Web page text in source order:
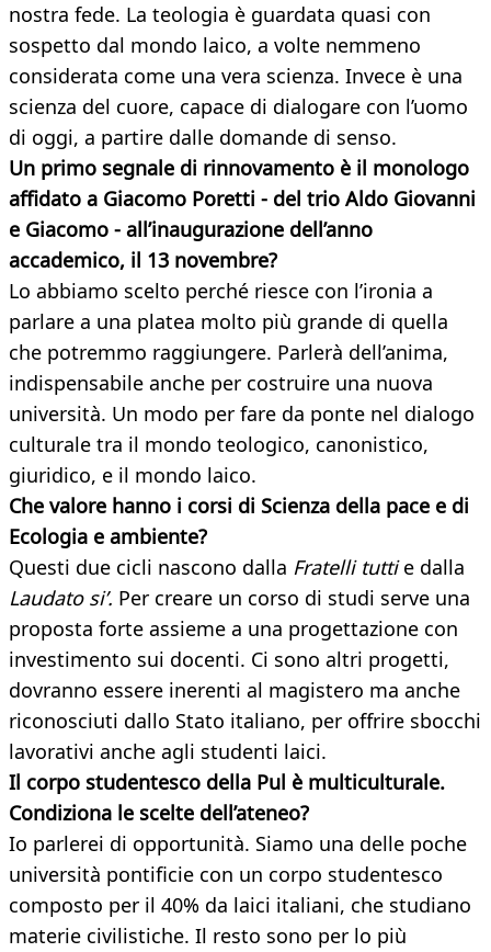
nostra fede. La teologia è guardata quasi con
sospetto dal mondo laico, a volte nemmeno
considerata come una vera scienza. Invece è una
scienza del cuore, capace di dialogare con l’uomo
di oggi, a partire dalle domande di senso.
Un primo segnale di rinnovamento è il monologo
affidato a Giacomo Poretti - del trio Aldo Giovanni
e Giacomo - all’inaugurazione dell’anno
accademico, il 13 novembre?
Lo abbiamo scelto perché riesce con l’ironia a
parlare a una platea molto più grande di quella
che potremmo raggiungere. Parlerà dell’anima,
indispensabile anche per costruire una nuova
università. Un modo per fare da ponte nel dialogo
culturale tra il mondo teologico, canonistico,
giuridico, e il mondo laico.
Che valore hanno i corsi di Scienza della pace e di
Ecologia e ambiente?
Questi due cicli nascono dalla Fratelli tuttie dalla
Laudato si’. Per creare un corso di studi serve una
proposta forte assieme a una progettazione con
investimento sui docenti. Ci sono altri progetti,
dovranno essere inerenti al magistero ma anche
riconosciuti dallo Stato italiano, per offrire sbocchi
lavorativi anche agli studenti laici.
Il corpo studentesco della Pul è multiculturale.
Condiziona le scelte dell’ateneo?
Io parlerei di opportunità. Siamo una delle poche
università pontificie con un corpo studentesco
composto per il 40% da laici italiani, che studiano
materie civilistiche. Il resto sono per lo più